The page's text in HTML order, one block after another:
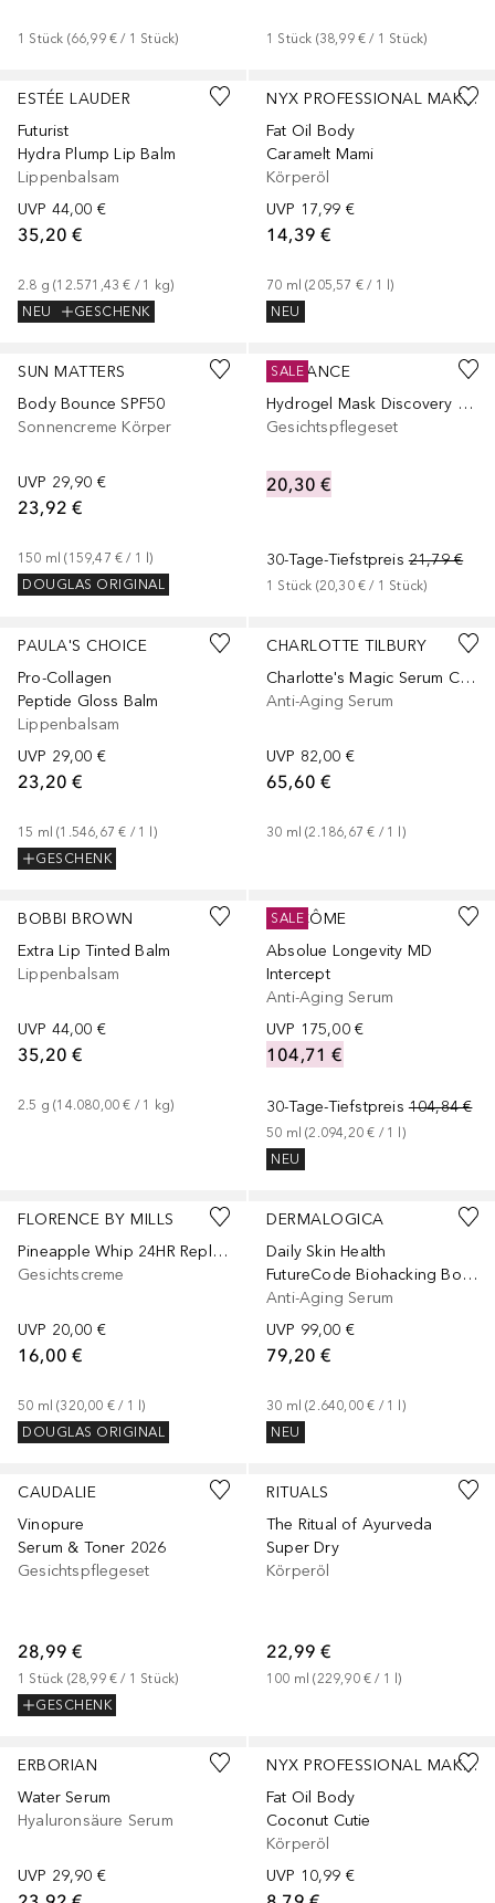
1 Stück (66,99 € / 1 Stück) 1 Stück (38,99 € / 1 Stück)
ESTÉE LAUDER
Futurist
Hydra Plump Lip Balm
Lippenbalsam
UVP 44,00 €
35,20 €
2.8 g (12.571,43 € / 1 kg)
NEU
GESCHENK
+3
NYX PROFESSIONAL MAKEUP
Fat Oil Body
Caramelt Mami
Körperöl
UVP 17,99 €
14,39 €
70 ml (205,57 € / 1 l)
NEU
1 Größe
SUN MATTERS
Body Bounce SPF50
Sonnencreme Körper
UVP 29,90 €
23,92 €
150 ml (159,47 € / 1 l)
DOUGLAS ORIGINAL
BIODANCE
Hydrogel Mask Discovery Set
Gesichtspflegeset
20,30 €
30-Tage-Tiefstpreis 21,79 €
1 Stück (20,30 € / 1 Stück)
SALE
PAULA'S CHOICE
Pro-Collagen
Peptide Gloss Balm
Lippenbalsam
UVP 29,00 €
23,20 €
15 ml (1.546,67 € / 1 l)
GESCHENK
CHARLOTTE TILBURY
Charlotte's Magic Serum Crystal Elixir
Anti-Aging Serum
UVP 82,00 €
65,60 €
30 ml (2.186,67 € / 1 l)
1 Größe
BOBBI BROWN
Extra Lip Tinted Balm
Lippenbalsam
UVP 44,00 €
35,20 €
2.5 g (14.080,00 € / 1 kg)
+9
LANCÔME
Absolue Longevity MD
Intercept
Anti-Aging Serum
UVP 175,00 €
104,71 €
30-Tage-Tiefstpreis 104,84 €
50 ml (2.094,20 € / 1 l)
NEU
SALE
FLORENCE BY MILLS
Pineapple Whip 24HR Replenishing
Gesichtscreme
UVP 20,00 €
16,00 €
50 ml (320,00 € / 1 l)
DOUGLAS ORIGINAL
DERMALOGICA
Daily Skin Health
FutureCode Biohacking Booster
Anti-Aging Serum
UVP 99,00 €
79,20 €
30 ml (2.640,00 € / 1 l)
NEU
CAUDALIE
Vinopure
Serum & Toner 2026
Gesichtspflegeset
28,99 €
1 Stück (28,99 € / 1 Stück)
GESCHENK
RITUALS
The Ritual of Ayurveda
Super Dry
Körperöl
22,99 €
100 ml (229,90 € / 1 l)
ERBORIAN
Water Serum
Hyaluronsäure Serum
UVP 29,90 €
NYX PROFESSIONAL MAKEUP
Fat Oil Body
Coconut Cutie
Körperöl
UVP 10,99 €